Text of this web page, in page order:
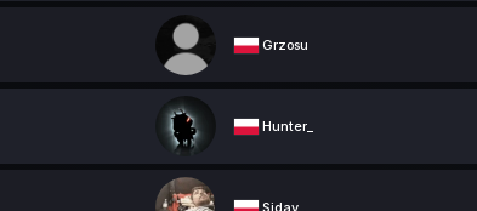
Grzosu
Hunter_